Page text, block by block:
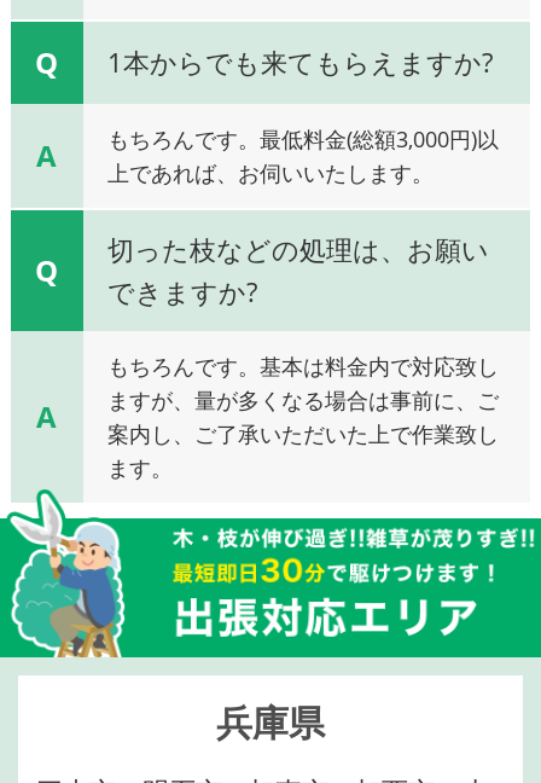
Q 1本からでも来てもらえますか?
A
もちろんです。最低料金(総額3,000円)以
上であれば、お伺いいたします。
Q
切った枝などの処理は、お願い
できますか?
A
もちろんです。基本は料金内で対応致し
ますが、量が多くなる場合は事前に、ご
案内し、ご了承いただいた上で作業致し
ます。
兵庫県